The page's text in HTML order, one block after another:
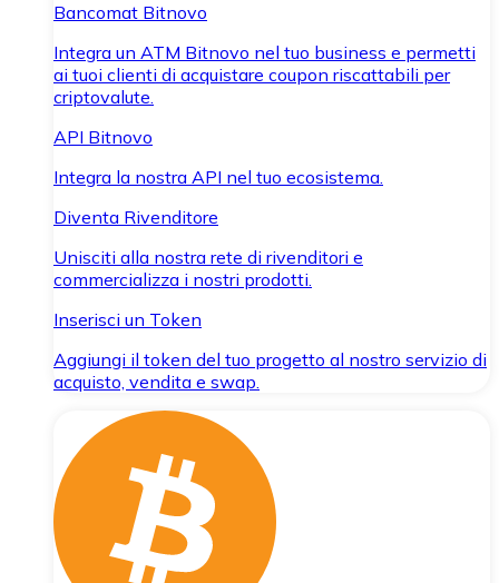
Bancomat Bitnovo
Integra un ATM Bitnovo nel tuo business e permetti
ai tuoi clienti di acquistare coupon riscattabili per
criptovalute.
API Bitnovo
Integra la nostra API nel tuo ecosistema.
Diventa Rivenditore
Unisciti alla nostra rete di rivenditori e
commercializza i nostri prodotti.
Inserisci un Token
Aggiungi il token del tuo progetto al nostro servizio di
acquisto, vendita e swap.